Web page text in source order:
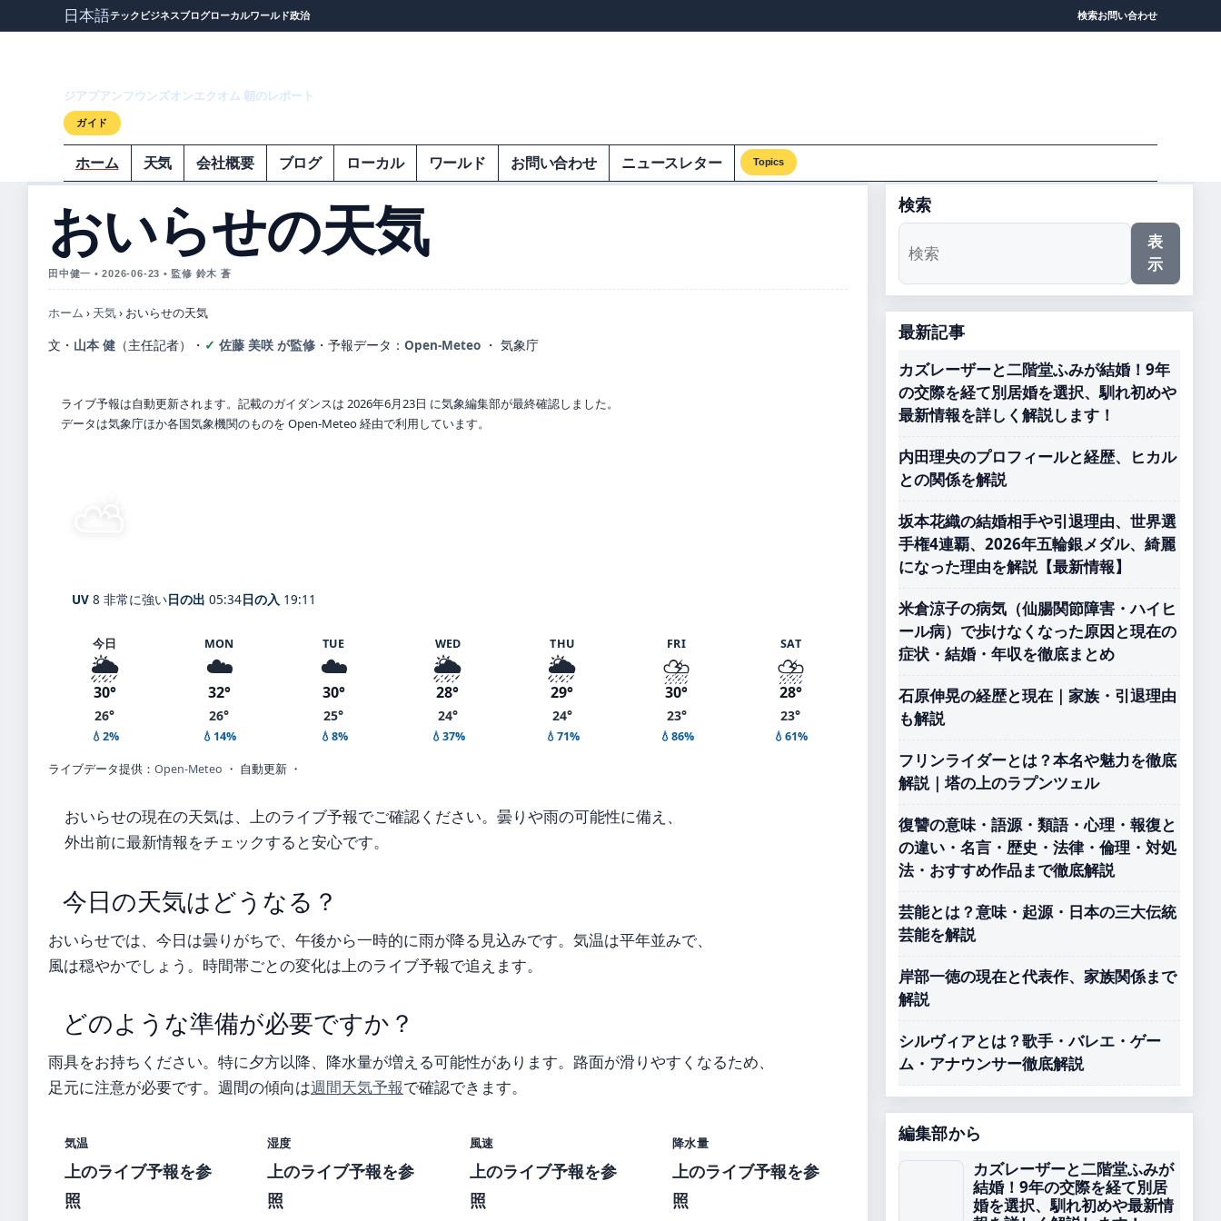
日本語テック ビジネスブログローカルワールド政治 検索お問い合わせ
ジアプアンフウンズオンエクオム 朝のレポート
ガイド
ホーム 天気 会社概要 ブログ ローカル ワールド お問い合わせ ニュースレター Topics
おいらせの天気
田中健一 • 2026-06-23 • 監修 鈴木 蒼
ホーム › 天気› おいらせの天気
文・ 山本 健 （主任記者） ・ 佐藤 美咲 が監修 ・ 予報データ： Open-Meteo ・ 気象庁
ライブ予報は自動更新されます。記載のガイダンスは 2026年6月23日 に気象編集部が最終確認しました。
データは気象庁ほか各国気象機関のものを Open-Meteo 経由で利用しています。
UV 8 非常に強い日の出 05:34日の入 19:11
今日
🌦️
30°
26°
💧2%
MON
☁️
32°
26°
💧14%
TUE
☁️
30°
25°
💧8%
WED
🌦️
28°
24°
💧37%
THU
🌦️
29°
24°
💧71%
FRI
⛈️
30°
23°
💧86%
SAT
⛈️
28°
23°
💧61%
ライブデータ提供： Open-Meteo ・ 自動更新 ・
おいらせの現在の天気は、上のライブ予報でご確認ください。曇りや雨の可能性に備え、
外出前に最新情報をチェックすると安心です。
今日の天気はどうなる？
おいらせでは、今日は曇りがちで、午後から一時的に雨が降る見込みです。気温は平年並みで、
風は穏やかでしょう。時間帯ごとの変化は上のライブ予報で追えます。
どのような準備が必要ですか？
雨具をお持ちください。特に夕方以降、降水量が増える可能性があります。路面が滑りやすくなるため、
足元に注意が必要です。週間の傾向は週間天気予報で確認できます。
気温
上のライブ予報を参
照
湿度
上のライブ予報を参
照
風速
上のライブ予報を参
照
降水量
上のライブ予報を参
照
検索
表
示
最新記事
カズレーザーと二階堂ふみが結婚！9年
の交際を経て別居婚を選択、馴れ初めや
最新情報を詳しく解説します！
内田理央のプロフィールと経歴、ヒカル
との関係を解説
坂本花織の結婚相手や引退理由、世界選
手権4連覇、2026年五輪銀メダル、綺麗
になった理由を解説【最新情報】
米倉涼子の病気（仙腸関節障害・ハイヒ
ール病）で歩けなくなった原因と現在の
症状・結婚・年収を徹底まとめ
石原伸晃の経歴と現在｜家族・引退理由
も解説
フリンライダーとは？本名や魅力を徹底
解説｜塔の上のラプンツェル
復讐の意味・語源・類語・心理・報復と
の違い・名言・歴史・法律・倫理・対処
法・おすすめ作品まで徹底解説
芸能とは？意味・起源・日本の三大伝統
芸能を解説
岸部一徳の現在と代表作、家族関係まで
解説
シルヴィアとは？歌手・バレエ・ゲー
ム・アナウンサー徹底解説
編集部から
カズレーザーと二階堂ふみが
結婚！9年の交際を経て別居
婚を選択、馴れ初めや最新情